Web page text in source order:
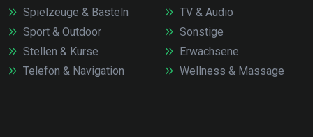
Spielzeuge & Basteln
Sport & Outdoor
Stellen & Kurse
Telefon & Navigation
TV & Audio
Sonstige
Erwachsene
Wellness & Massage